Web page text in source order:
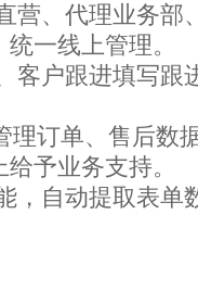
营、代理业务部
一线上管理。
客户跟进填写跟
理订单、售后数
予业务支持。
，自动提取表单